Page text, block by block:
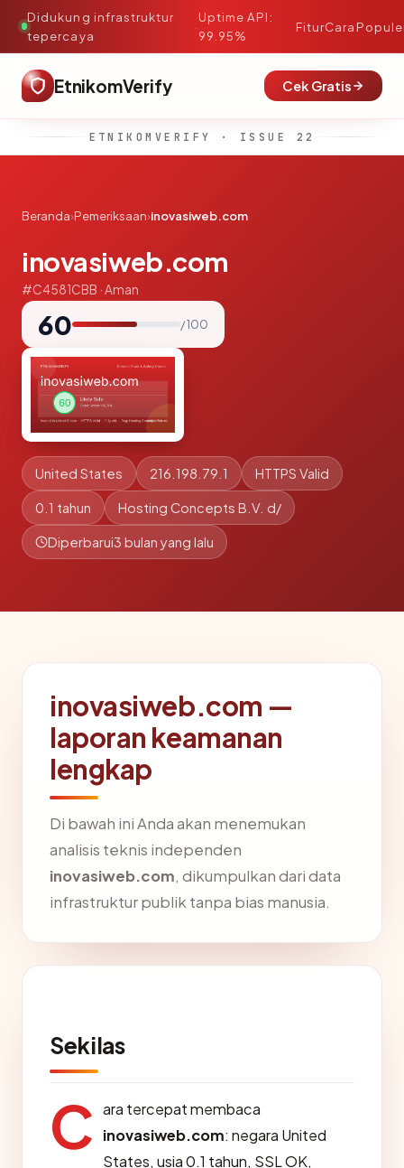
Didukung infrastruktur
tepercaya
·
Uptime API:
99.95%
FiturCara
EtnikomVerify Cek Gratis
ETNIKOMVERIFY · ISSUE 22
Beranda›Pemeriksaan›inovasiweb.com
inovasiweb.com
#C4581CBB · Aman
60 / 100
United States 216.198.79.1 HTTPS Valid
0.1 tahun Hosting Concepts B.V. d/
Diperbarui3 bulan yang lalu
inovasiweb.com —
laporan keamanan
lengkap
Di bawah ini Anda akan menemukan
analisis teknis independen
inovasiweb.com, dikumpulkan dari data
infrastruktur publik tanpa bias manusia.
Sekilas
C ara tercepat membaca
inovasiweb.com: negara United
States, usia 0.1 tahun, SSL OK,